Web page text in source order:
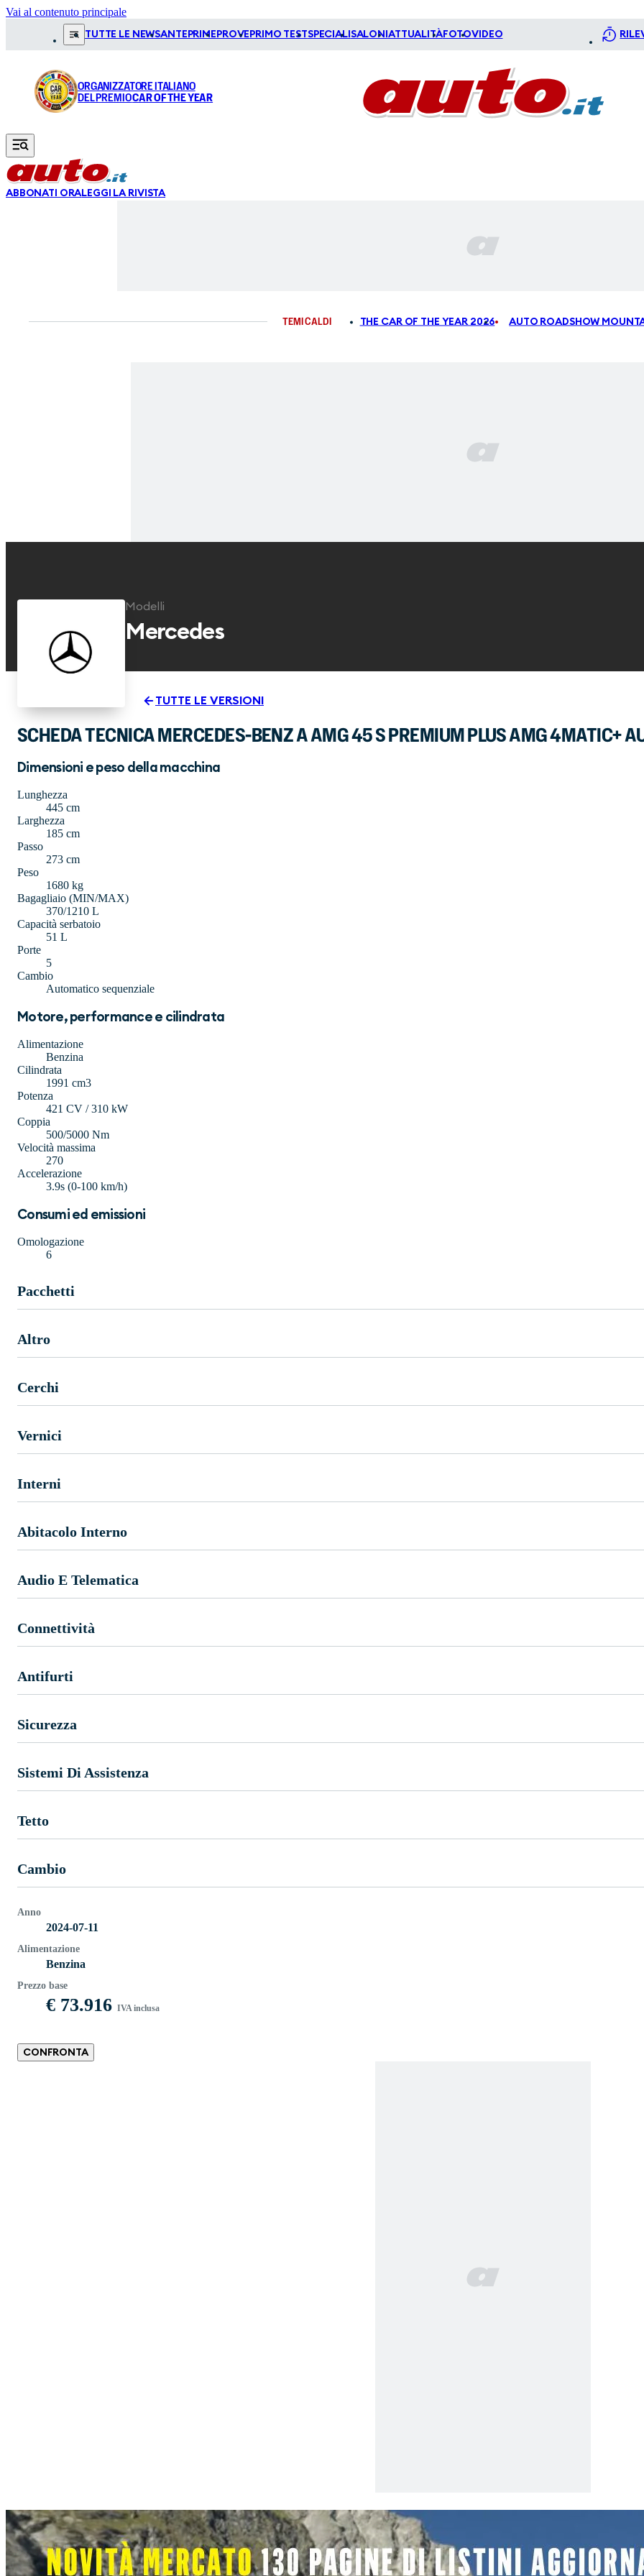
Vai al contenuto principale
TUTTE LE NEWSANTEPRIME PROVE PRIMO TESTSPECIALI SALONI ATTUALITÀFOTOVIDEO
ORGANIZZATORE ITALIANO
DEL PREMIOCAR OF THE YEAR
ABBONATI ORALEGGI LA RIVISTA
TEMI CALDI THE CAR OF THE YEAR 2026 AUTO ROADSHOW
Modelli
Mercedes
TUTTE LE VERSIONI
SCHEDA TECNICA MERCEDES-BENZ A AMG 45 S PREMIUM PLUS AMG 4MATIC+
Dimensioni e peso della macchina
Lunghezza
445 cm
Larghezza
185 cm
Passo
273 cm
Peso
1680 kg
Bagagliaio (MIN/MAX)
370/1210 L
Capacità serbatoio
51 L
Porte
5
Cambio
Automatico sequenziale
Motore, performance e cilindrata
Alimentazione
Benzina
Cilindrata
1991 cm3
Potenza
421 CV / 310 kW
Coppia
500/5000 Nm
Velocità massima
270
Accelerazione
3.9s (0-100 km/h)
Consumi ed emissioni
Omologazione
6
Pacchetti
Altro
Cerchi
Vernici
Interni
Abitacolo Interno
Audio E Telematica
Connettività
Antifurti
Sicurezza
Sistemi Di Assistenza
Tetto
Cambio
Anno
2024-07-11
Alimentazione
Benzina
Prezzo base
€ 73.916 IVA inclusa
CONFRONTA